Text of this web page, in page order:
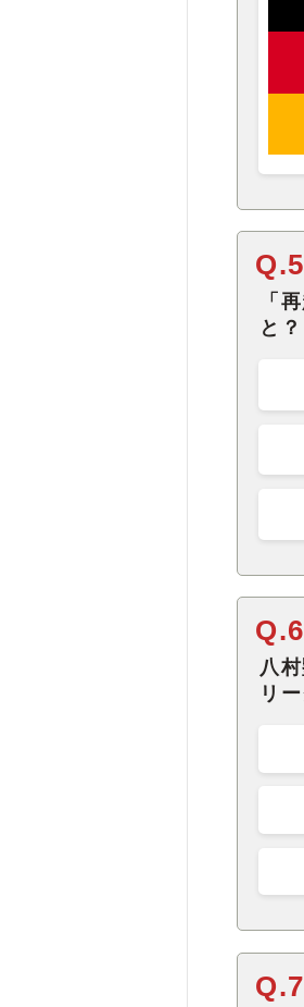
Q.5
「
と？
Q.6
八
リ
Q.7